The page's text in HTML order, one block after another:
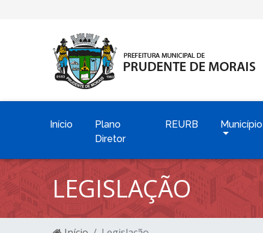
Início
Plano
Diretor
REURB Município
LEGISLAÇÃO